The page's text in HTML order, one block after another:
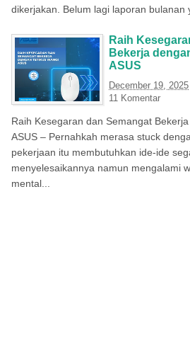
dikerjakan. Belum lagi laporan bulanan
Raih
Bekerja
ASUS
December 19, 2025
11 Komentar
Raih Kesegaran dan Semangat
ASUS – Pernahkah merasa stuck
pekerjaan itu membutuhkan ide-ide
menyelesaikannya namun mengalami
mental...